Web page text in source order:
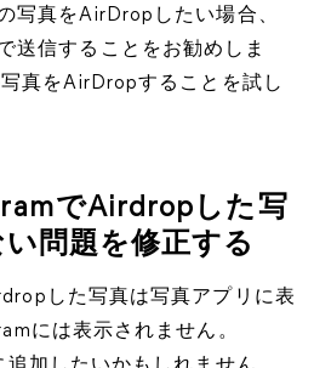
写真をAirDropしたい場合、
送信することをお勧めしま
真をAirDropすることを試し
でAirdropした写
問題を修正する
した写真は写真アプリに表
には表示されません。